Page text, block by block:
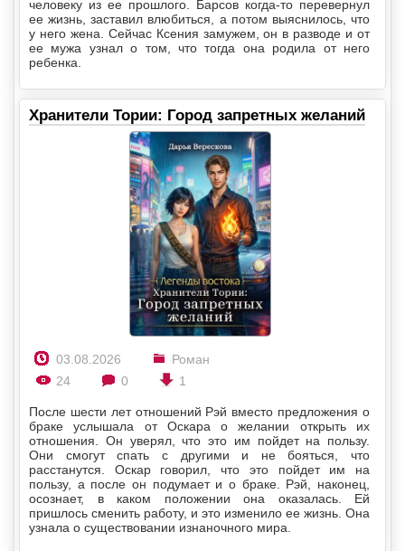
человеку из ее прошлого. Барсов когда-то перевернул
ее жизнь, заставил влюбиться, а потом выяснилось, что
у него жена. Сейчас Ксения замужем, он в разводе и от
ее мужа узнал о том, что тогда она родила от него
ребенка.
Хранители Тории: Город запретных желаний
03.08.2026
Роман
24
0 1
После шести лет отношений Рэй вместо предложения о
браке услышала от Оскара о желании открыть их
отношения. Он уверял, что это им пойдет на пользу.
Они смогут спать с другими и не бояться, что
расстанутся. Оскар говорил, что это пойдет им на
пользу, а после он подумает и о браке. Рэй, наконец,
осознает, в каком положении она оказалась. Ей
пришлось сменить работу, и это изменило ее жизнь. Она
узнала о существовании изнаночного мира.